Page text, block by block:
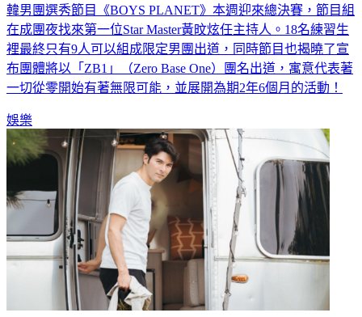
韓男團選秀節目《BOYS PLANET》本週迎來總決賽，節目組
在成團夜找來第一位Star Master黃旼炫任主持人。18名練習生
裡最終只有9人可以組成限定男團出道，同時節目也揭曉了宣
布團體將以「ZB1」（Zero Base One）團名出道，寓意代表著
一切從零開始有著無限可能，並展開為期2年6個月的活動！
娛樂